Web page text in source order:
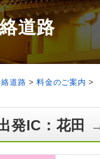
道路
道路 >料金のご案内 >
発IC：花田